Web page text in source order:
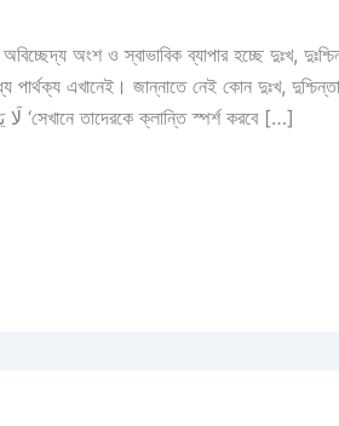
অংশ ও স্বাভাবিক ব্যাপার হচ্ছে দুঃখ,
পার্থক্য এখানেই। জান্নাতে নেই কোন দুঃখ,
তাআলা বলেন, لَا يَمَسُّهُمْ فِيهَا نَصَبٌ وَمَا هُمْ مِنْهَا بِمُخْرَجِينَ ‘সেখানে তাদেরকে ক্লান্তি স্পর্শ করবে […]